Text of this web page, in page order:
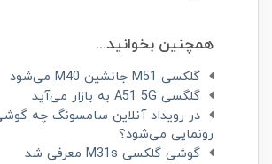
همچنین بخوانید...
گلکسی M51 جانشین M40 می‌شود
گلگسی A51 5G به بازار می‌آید
در رویداد آنلاین سامسونگ چه
رونمایی می‌شود؟
گوشی گلکسی M31s معرفی شد